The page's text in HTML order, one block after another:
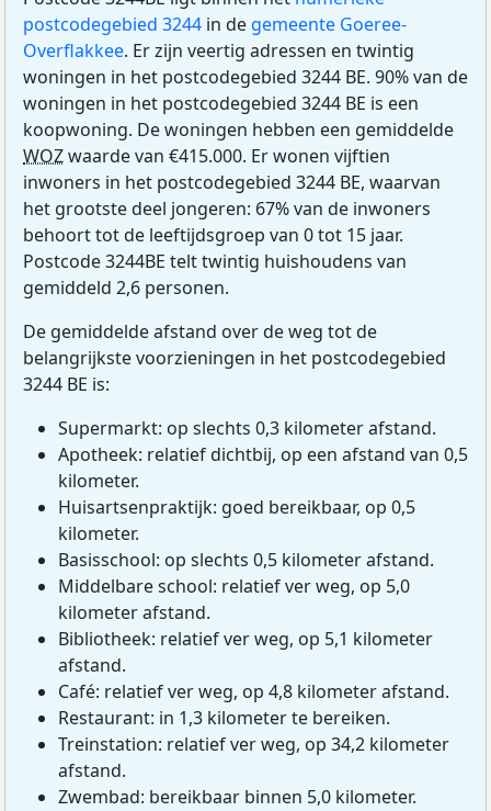
postcodegebied 3244 in de gemeente Goeree-
Overflakkee. Er zijn veertig adressen en twintig
woningen in het postcodegebied 3244 BE. 90% van de
woningen in het postcodegebied 3244 BE is een
koopwoning. De woningen hebben een gemiddelde
WOZwaarde van €415.000. Er wonen vijftien
inwoners in het postcodegebied 3244 BE, waarvan
het grootste deel jongeren: 67% van de inwoners
behoort tot de leeftijdsgroep van 0 tot 15 jaar.
Postcode 3244BE telt twintig huishoudens van
gemiddeld 2,6 personen.
De gemiddelde afstand over de weg tot de
belangrijkste voorzieningen in het postcodegebied
3244 BE is:
Supermarkt: op slechts 0,3 kilometer afstand.
Apotheek: relatief dichtbij, op een afstand van 0,5
kilometer.
Huisartsenpraktijk: goed bereikbaar, op 0,5
kilometer.
Basisschool: op slechts 0,5 kilometer afstand.
Middelbare school: relatief ver weg, op 5,0
kilometer afstand.
Bibliotheek: relatief ver weg, op 5,1 kilometer
afstand.
Café: relatief ver weg, op 4,8 kilometer afstand.
Restaurant: in 1,3 kilometer te bereiken.
Treinstation: relatief ver weg, op 34,2 kilometer
afstand.
Zwembad: bereikbaar binnen 5,0 kilometer.